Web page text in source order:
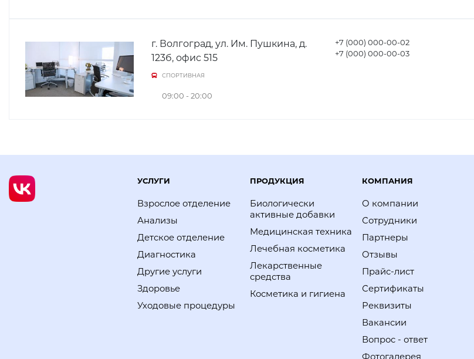
г. Волгоград, ул. Им. Пушкина, д.
123б, офис 515
СПОРТИВНАЯ
09:00 - 20:00
+7 (000) 000-00-02
+7 (000) 000-00-03
УСЛУГИ
Взрослое отделение
Анализы
Детское отделение
Диагностика
Другие услуги
Здоровье
Уходовые процедуры
ПРОДУКЦИЯ
Биологически
активные добавки
Медицинская техника
Лечебная косметика
Лекарственные
средства
Косметика и гигиена
КОМПАНИЯ
О компании
Сотрудники
Партнеры
Отзывы
Прайс-лист
Сертификаты
Реквизиты
Вакансии
Вопрос - ответ
Фотогалерея